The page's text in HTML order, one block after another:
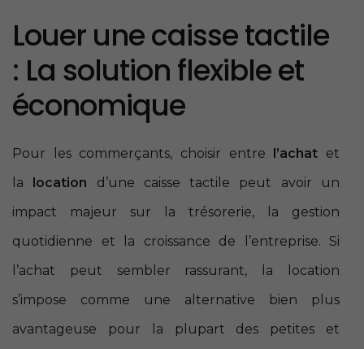
Louer une caisse tactile
: La solution flexible et
économique
Pour les commerçants, choisir entre l’achat et
la location d’une caisse tactile peut avoir un
impact majeur sur la trésorerie, la gestion
quotidienne et la croissance de l’entreprise. Si
l’achat peut sembler rassurant, la location
s’impose comme une alternative bien plus
avantageuse pour la plupart des petites et